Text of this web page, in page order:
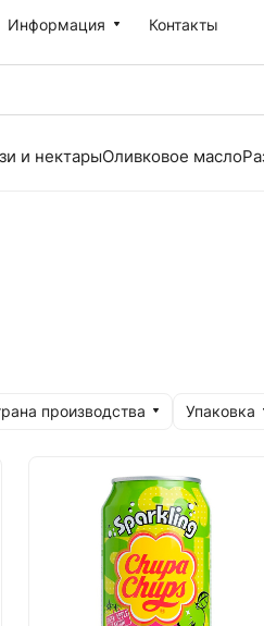
Информация Контакты
и нектарыОливковое масло
производства Упаковка